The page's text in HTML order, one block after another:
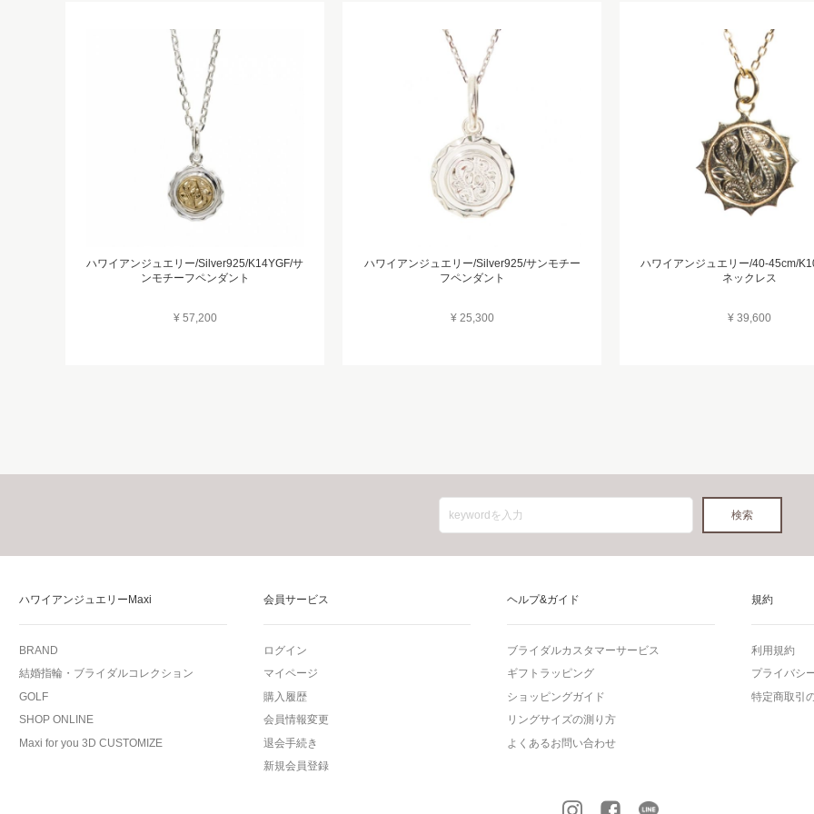
ハワイアンジュエリー/Silver925/K14YGF/サ
ンモチーフペンダント
¥ 57,200
ハワイアンジュエリー/Silver925/サンモチー
フペンダント
¥ 25,300
ハワイアンジュエリー/40-45cm/
ネックレス
¥ 39,600
ハワイアンジュエリーMaxi
BRAND
結婚指輪・ブライダルコレクション
GOLF
SHOP ONLINE
Maxi for you 3D CUSTOMIZE
会員サービス
ログイン
マイページ
購入履歴
会員情報変更
退会手続き
新規会員登録
ヘルプ&ガイド
ブライダルカスタマーサービス
ギフトラッピング
ショッピングガイド
リングサイズの測り方
よくあるお問い合わせ
規約
利用規約
プライバシ
特定商取引